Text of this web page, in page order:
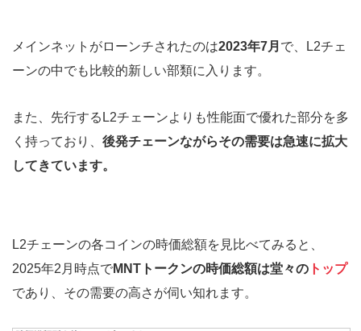
メインネットがローンチされたのは2023年7月 で、L2チェ
ーンの中でも比較的新しい部類に入ります。
また、先行するL2チェーンよりも性能面で優れた部分を多
く持っており、 後発チェーンながらその需要は急速に拡大
してきています。
L2チェーンの各コインの時価総額を見比べてみると、
2025年2月時点でMNTトークンの時価総額は堂々の トップ
であり、その需要の高さが伺い知れます。